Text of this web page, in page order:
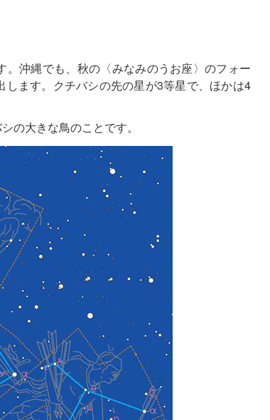
。沖縄でも、秋の〈みなみのうお座〉のフォー
ます。クチバシの先の星が3等星で、ほかは4
の大きな鳥のことです。